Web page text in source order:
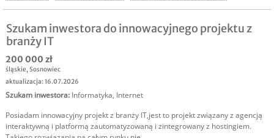
szukam kapitału
inwestor do firmy
inwestycja w biznes
inwestycja w firmę
Szukam inwestora do innowacyjnego projektu z
branży IT
200 000 zł
śląskie,Sosnowiec
aktualizacja: 16.07.2026
Szukam inwestora: Informatyka, Internet
Posiadam innowacyjny projekt z branży IT,jest to projekt związany z agencją
interaktywną i platformą zautomatyzowaną i zintegrowany z hostingiem.